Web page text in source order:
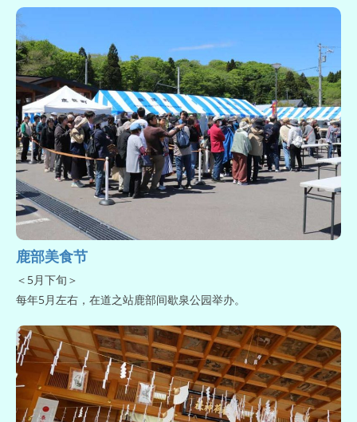
鹿部美食节
＜5月下旬＞
每年5月左右，在道之站鹿部间歇泉公园举办。